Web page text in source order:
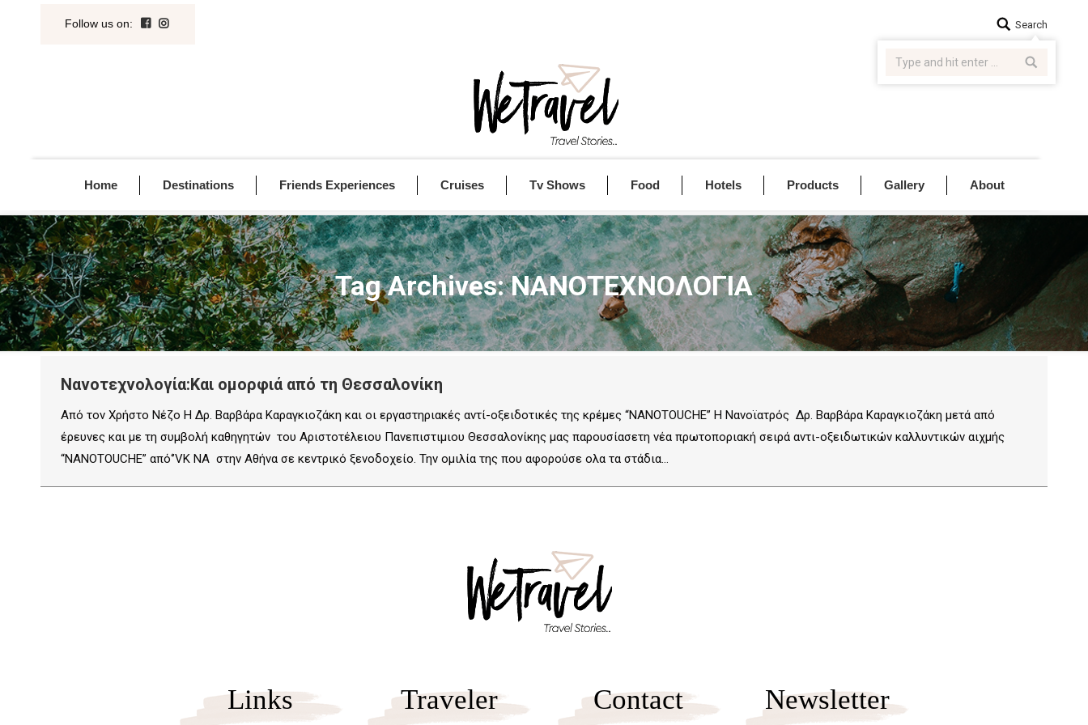
Follow us on: Search:Search
Home Destinations Friends Experiences Cruises Tv Shows Food Hotels Products Gallery About
Tag Archives:ΝΑΝΟΤΕΧΝΟΛΟΓΙΑ
Νανοτεχνολογία:Και ομορφιά από τη Θεσσαλονίκη
Από τον Χρήστο Νέζο Η Δρ. Βαρβάρα Καραγκιοζάκη και οι εργαστηριακές αντί-οξειδοτικές της κρέμες “NANOTOUCHE” Η Νανοϊατρός Δρ. Βαρβάρα Καραγκιοζάκη μετά από
έρευνες και με τη συμβολή καθηγητών του Αριστοτέλειου Πανεπιστιμιου Θεσσαλονίκης μας παρουσίασετη νέα πρωτοποριακή σειρά αντι-οξειδωτικών καλλυντικών αιχμής
“NANOTOUCHE” από‘’VK NA στην Αθήνα σε κεντρικό ξενοδοχείο. Την ομιλία της που αφορούσε ολα τα στάδια…
Links Traveler Contact Newsletter